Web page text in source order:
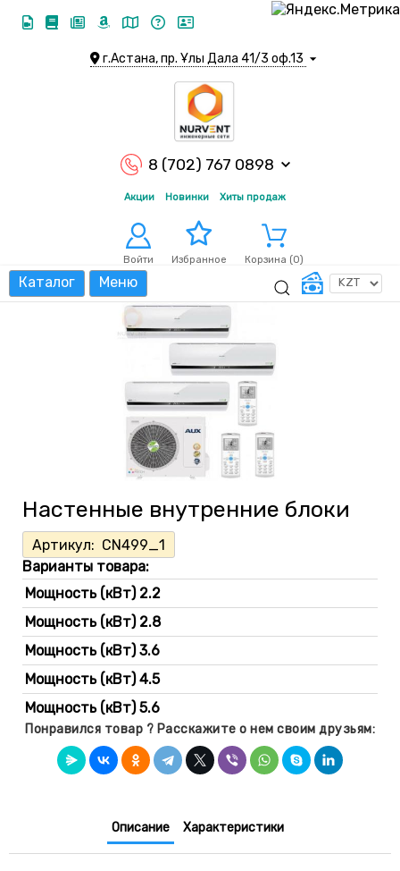
г.Астана, пр. Ұлы Дала 41/3 оф.13
8 (702) 767 0898
Акции Новинки Хиты продаж
Войти Избранное Корзина (0)
Каталог Меню
Настенные внутренние блоки
Артикул: CN499_1
Варианты товара:
Мощность (кВт) 2.2
Мощность (кВт) 2.8
Мощность (кВт) 3.6
Мощность (кВт) 4.5
Мощность (кВт) 5.6
Мощность (кВт) 7.1
Понравился товар ? Расскажите о нем своим друзьям:
Описание Характеристики